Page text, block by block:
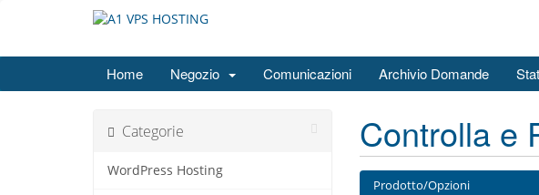
Home Negozio Comunicazioni Archivio Domande
Categorie
WordPress Hosting
Controlla e
Prodotto/Opzioni